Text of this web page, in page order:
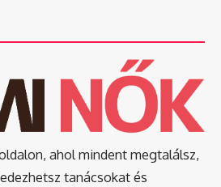
ahol mindent megtalálsz,
tanácsokat és